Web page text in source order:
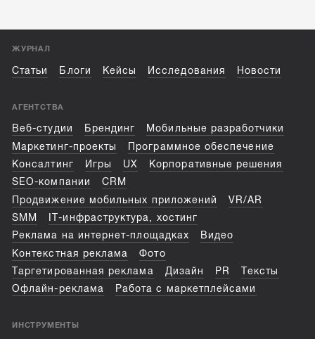
ЖУРНАЛ
Статьи Блоги Кейсы Исследования Новости
АГЕНТСТВА
Веб-студии Брендинг
Мобильные разработчики
Маркетинг-проекты
Программное обеспечение
Консалтинг
Игры UX
Корпоративные решения
SEO-компании
CRM
Продвижение мобильных приложений
VR/AR
SMM
IT-инфраструктура, хостинг
Реклама на интернет-площадках
Видео
Контекстная реклама
Фото
Таргетированная реклама
Дизайн PR
Тексты
Офлайн-реклама
Работа с маркетплейсами
ИНСТРУМЕНТЫ